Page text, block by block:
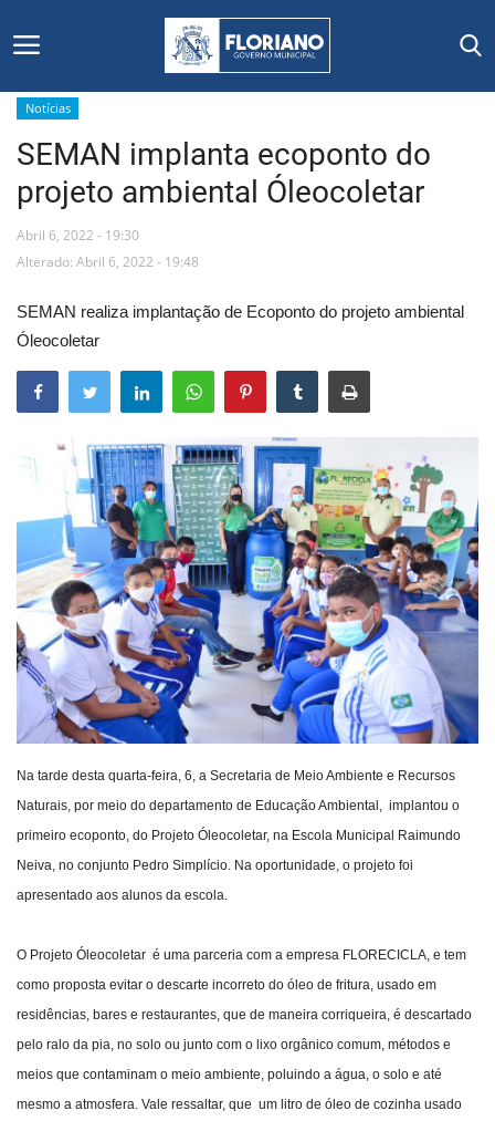
Início
Editais
Floriano
Secretarias e Órgãos
Mural de Licitações
Vídeos
Webmail
Contato
Notícias
SEMAN implanta ecoponto do
projeto ambiental Óleocoletar
Abril 6, 2022 - 19:30
Alterado: Abril 6, 2022 - 19:48
SEMAN realiza implantação de Ecoponto do projeto ambiental
Óleocoletar
Na tarde desta quarta-feira, 6, a Secretaria de Meio Ambiente e Recursos
Naturais, por meio do departamento de Educação Ambiental, implantou o
primeiro ecoponto, do Projeto Óleocoletar, na Escola Municipal Raimundo
Neiva, no conjunto Pedro Simplício. Na oportunidade, o projeto foi
apresentado aos alunos da escola.
O Projeto Óleocoletar é uma parceria com a empresa FLORECICLA, e tem
como proposta evitar o descarte incorreto do óleo de fritura, usado em
residências, bares e restaurantes, que de maneira corriqueira, é descartado
pelo ralo da pia, no solo ou junto com o lixo orgânico comum, métodos e
meios que contaminam o meio ambiente, poluindo a água, o solo e até
mesmo a atmosfera. Vale ressaltar, que um litro de óleo de cozinha usado